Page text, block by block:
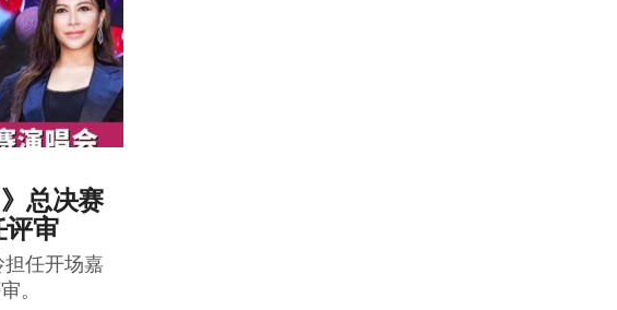
总决赛
审
担任开场嘉
。